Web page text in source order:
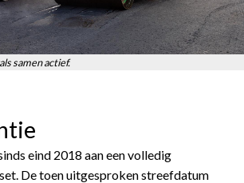
samen actief.
eind 2018 aan een volledig
De toen uitgesproken streefdatum